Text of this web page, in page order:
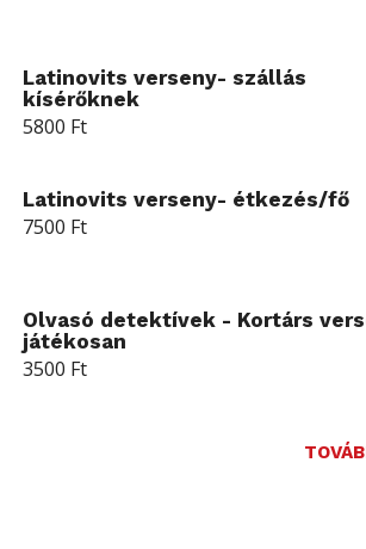
Latinovits verseny- szállás
kísérőknek
5800 Ft
Latinovits verseny- étkezés/fő
7500 Ft
Olvasó detektívek - Kortárs
játékosan
3500 Ft